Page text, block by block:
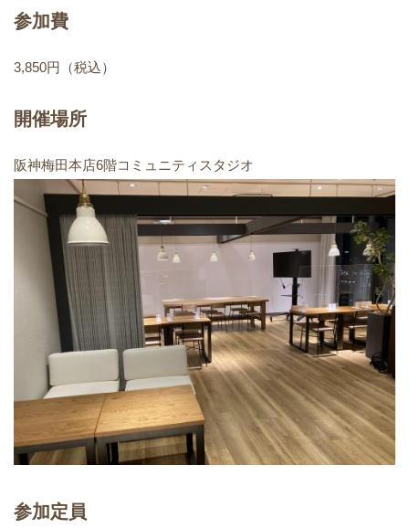
参加費
3,850円（税込）
開催場所
阪神梅田本店6階コミュニティスタジオ
参加定員